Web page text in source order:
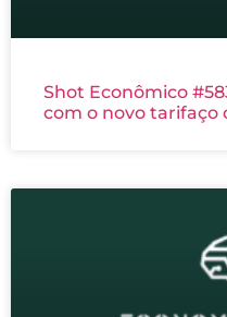
Shot Econômico
com o novo tarifaço